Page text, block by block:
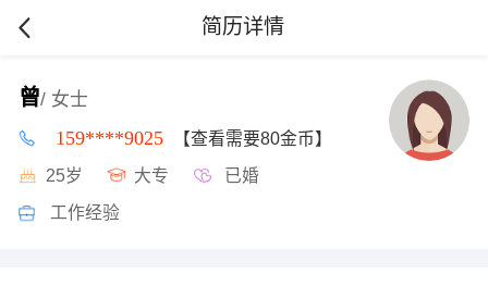
简历详情
曾/ 女士
159****9025 【查看需要80金币】
25岁 大专 已婚
工作经验